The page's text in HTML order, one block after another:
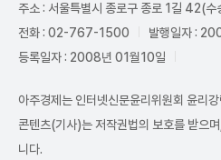
주소 : 서울특별시 종로구 종로 1길 42(
전화 : 02-767-1500
발행일자 :
등록일자 : 2008년 01월10일
아주경제는 인터넷신문윤리위원회 윤리
콘텐츠(기사)는 저작권법의 보호를 받으
니다.